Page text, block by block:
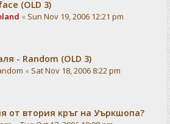
(OLD 3)
« Sun Nov 19, 2006 12:21 pm
- Random (OLD 3)
« Sat Nov 18, 2006 8:22 pm
от втория кръг на Уъркшопа?